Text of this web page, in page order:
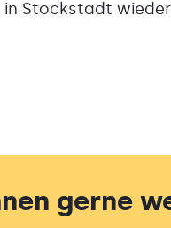
Stockstadt
gerne